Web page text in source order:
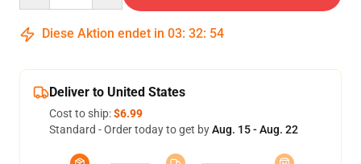
Diese Aktion endet in 03: 32: 53
Deliver to United States
Cost to ship:$6.99
Standard - Order today to get byAug. 15 - Aug. 22